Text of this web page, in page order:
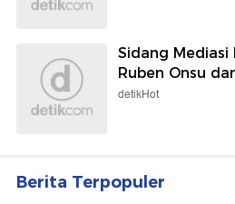
Sidang Mediasi
Ruben Onsu
detikHot
Berita Terpopuler